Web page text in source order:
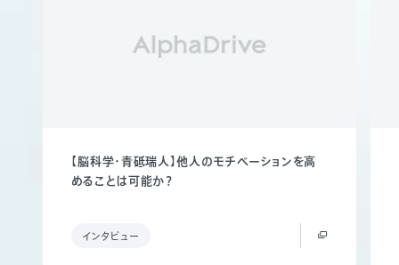
【脳科学・青砥瑞人】他人のモチベーションを高
めることは可能か？
インタビュー